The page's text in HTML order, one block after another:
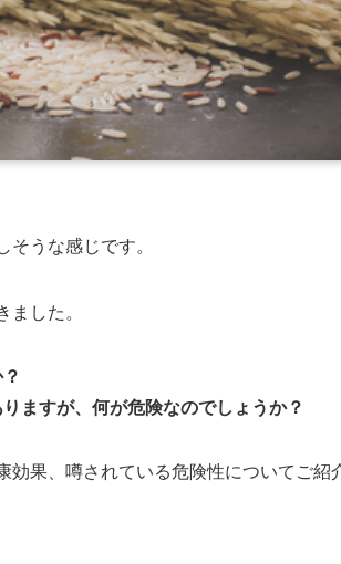
うな感じです。
した。
ますが、何が危険なのでしょうか？
果、噂されている危険性についてご紹